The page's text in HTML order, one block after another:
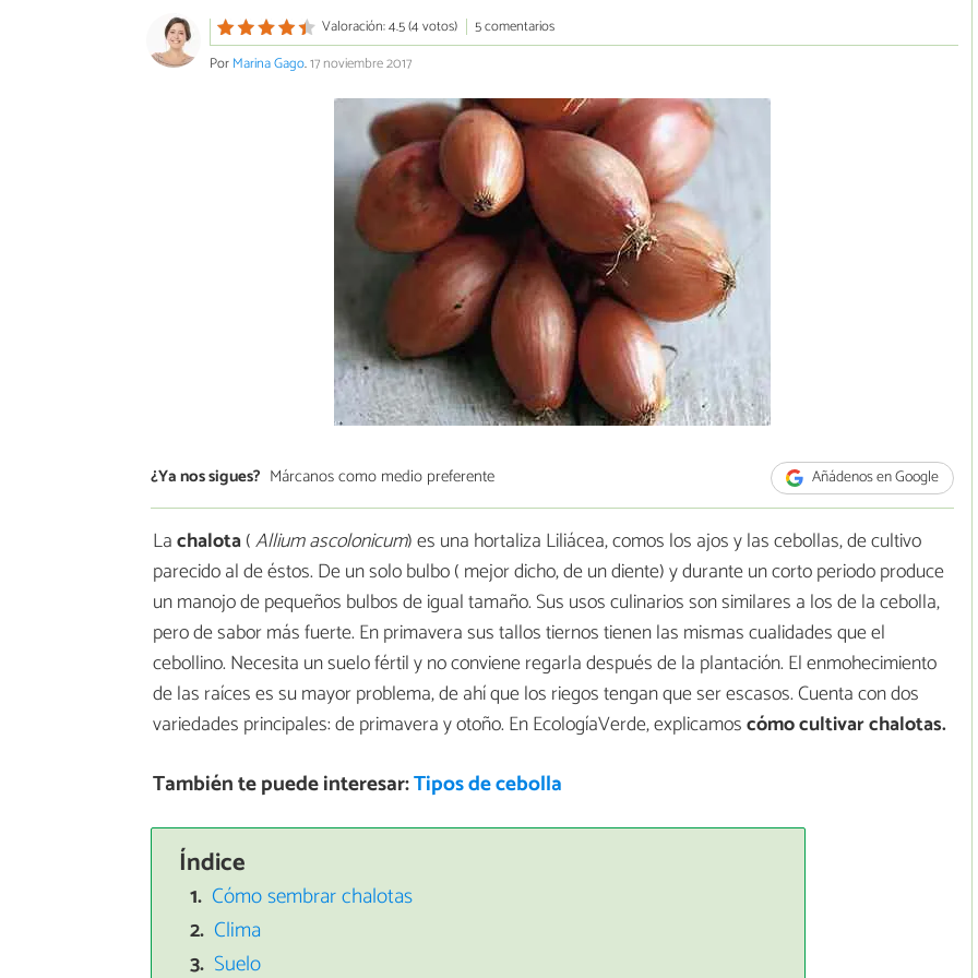
Valoración: 4.5 (4 votos)
5 comentarios
PorMarina Gago.17 noviembre 2017
¿Ya nos sigues? Márcanos como medio preferente Añádenos en Google
Lachalota(Allium ascolonicum) es una hortaliza Liliácea, comos los ajos y las cebollas, de cultivo
parecido al de éstos. De un solo bulbo ( mejor dicho, de un diente) y durante un corto periodo produce
un manojo de pequeños bulbos de igual tamaño. Sus usos culinarios son similares a los de la cebolla,
pero de sabor más fuerte. En primavera sus tallos tiernos tienen las mismas cualidades que el
cebollino. Necesita un suelo fértil y no conviene regarla después de la plantación. El enmohecimiento
de las raíces es su mayor problema, de ahí que los riegos tengan que ser escasos. Cuenta con dos
variedades principales: de primavera y otoño. En EcologíaVerde, explicamoscómo cultivar chalotas.
También te puede interesar:Tipos de cebolla
Índice
Cómo sembrar chalotas
Clima
Suelo